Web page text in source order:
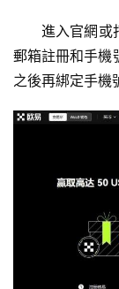
進入官網或
郵箱註冊和手機
之後再綁定手機